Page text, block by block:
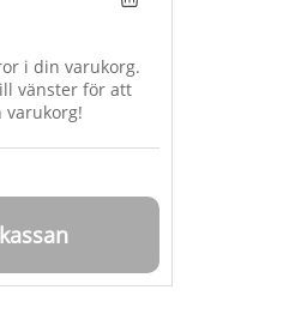
i din varukorg.
vänster för att
varukorg!